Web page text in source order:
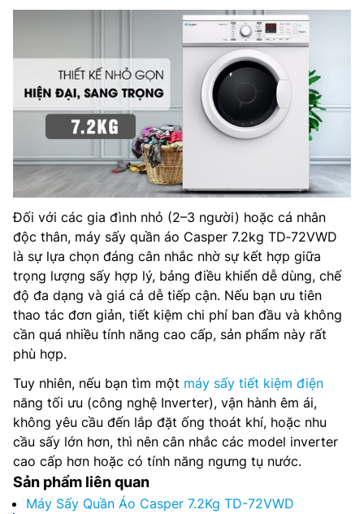
Đối với các gia đình nhỏ (2–3 người) hoặc cá nhân
độc thân, máy sấy quần áo Casper 7.2kg TD‑72VWD
là sự lựa chọn đáng cân nhắc nhờ sự kết hợp giữa
trọng lượng sấy hợp lý, bảng điều khiển dễ dùng, chế
độ đa dạng và giá cả dễ tiếp cận. Nếu bạn ưu tiên
thao tác đơn giản, tiết kiệm chi phí ban đầu và không
cần quá nhiều tính năng cao cấp, sản phẩm này rất
phù hợp.
Tuy nhiên, nếu bạn tìm một máy sấy tiết kiệm điện
năng tối ưu (công nghệ Inverter), vận hành êm ái,
không yêu cầu đến lắp đặt ống thoát khí, hoặc nhu
cầu sấy lớn hơn, thì nên cân nhắc các model inverter
cao cấp hơn hoặc có tính năng ngưng tụ nước.
Sản phẩm liên quan
Máy Sấy Quần Áo Casper 7.2Kg TD-72VWD